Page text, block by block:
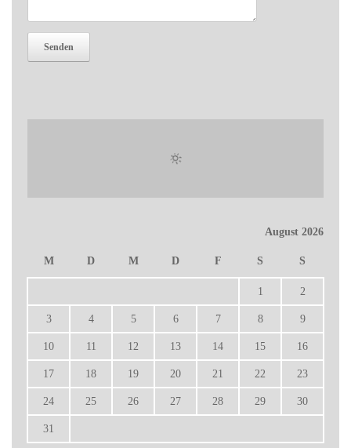
August 2026
M D M D F S S
1 2
3 4 5 6 7 8 9
10 11 12 13 14 15 16
17 18 19 20 21 22 23
24 25 26 27 28 29 30
31